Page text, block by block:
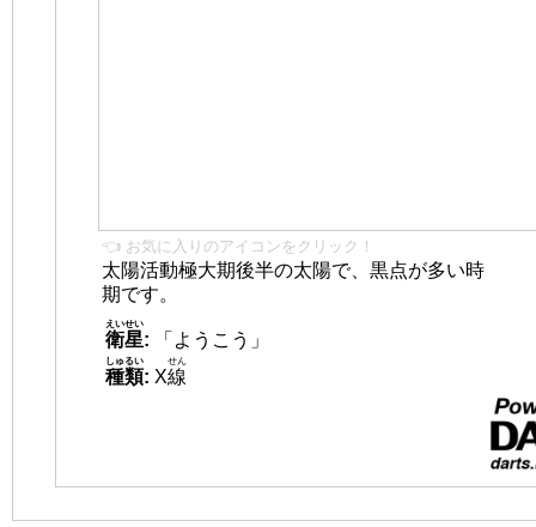
👈 お気に入りのアイコンをクリック！
太陽活動極大期後半の太陽で、黒点が多い時
期です。
衛星
えいせい
:
「ようこう」
種類
しゅるい
: X線
せん